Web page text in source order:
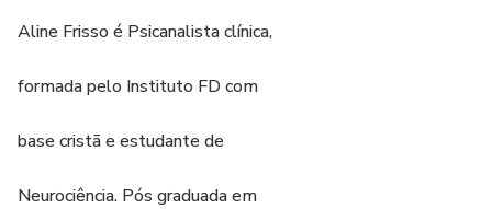
Aline Frisso é Psicanalista clínica,
formada pelo Instituto FD com
base cristã e estudante de
Neurociência. Pós graduada em